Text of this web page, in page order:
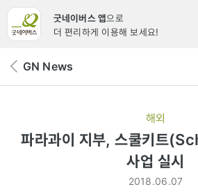
굿네이버스 앱으로
더 편리하게 이용해 보세요!
뒤 GN News
해외
파라과이 지부, 스쿨키트
사업 실시
2018.06.07